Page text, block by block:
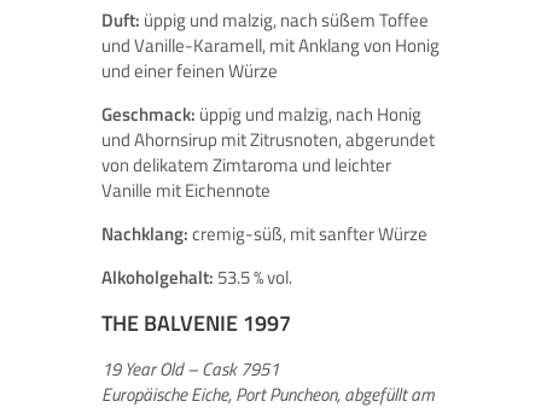
Duft: üppig und malzig, nach süßem Toffee
und Vanille-Karamell, mit Anklang von Honig
und einer feinen Würze
Geschmack: üppig und malzig, nach Honig
und Ahornsirup mit Zitrusnoten, abgerundet
von delikatem Zimtaroma und leichter
Vanille mit Eichennote
Nachklang:cremig-süß, mit sanfter Würze
Alkoholgehalt: 53.5 % vol.
THE BALVENIE 1997
19 Year Old – Cask 7951
Europäische Eiche, Port Puncheon, abgefüllt am